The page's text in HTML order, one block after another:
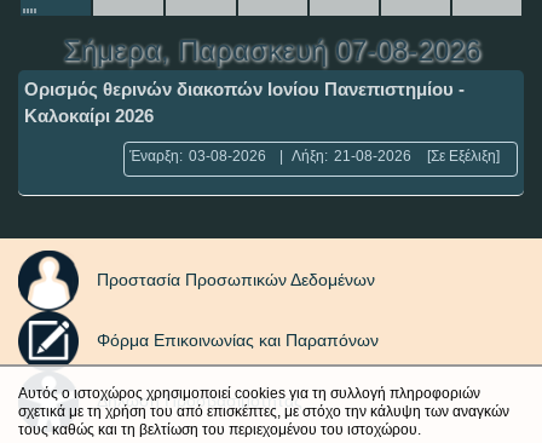
Σήμερα, Παρασκευή 07-08-2026
Ορισμός θερινών διακοπών Ιονίου Πανεπιστημίου -
Καλοκαίρι 2026
Έναρξη: 03-08-2026 | Λήξη: 21-08-2026 [Σε Εξέλιξη]
Προστασία Προσωπικών Δεδομένων
Φόρμα Επικοινωνίας και Παραπόνων
Δήλωση Προσβασιμότητας
Αυτός ο ιστοχώρος χρησιμοποιεί cookies για τη συλλογή πληροφοριών
σχετικά με τη χρήση του από επισκέπτες, με στόχο την κάλυψη των αναγκών
τους καθώς και τη βελτίωση του περιεχομένου του ιστοχώρου.